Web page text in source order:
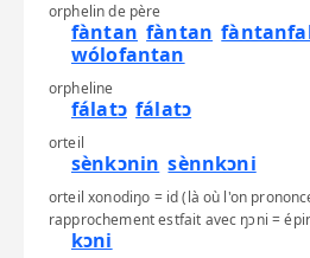
orphelin de père
fàntan fàntan
wólofantan
orpheline
fálatɔ fálatɔ
orteil
sènkɔnin sènnkɔni
orteil xonodiŋo = id (là où l'on
rapprochement estfait avec ŋɔni =
kɔni